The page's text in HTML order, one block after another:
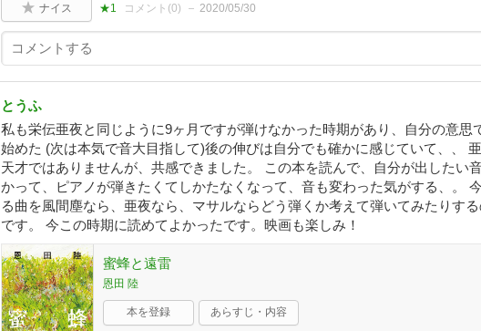
ナイス ★1 コメント(0) 2020/05/30
とうふ
私も栄伝亜夜と同じように9ヶ月ですが弾けなかった時期があり、自分の意思
始めた (次は本気で音大目指して)後の伸びは自分でも確かに感じていて、、
天才ではありませんが、共感できました。 この本を読んで、自分が出したい
かって、ピアノが弾きたくてしかたなくなって、音も変わった気がする、。
る曲を風間塵なら、亜夜なら、マサルならどう弾くか考えて弾いてみたりす
です。 今この時期に読めてよかったです。映画も楽しみ！
蜜蜂と遠雷
恩田 陸
本を登録 あらすじ・内容